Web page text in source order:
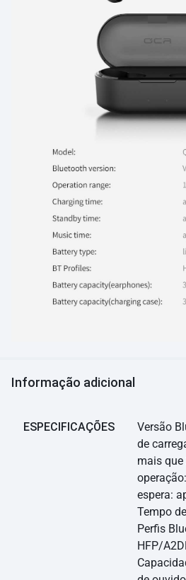
Informação adicional
ESPECIFICAÇÕES
Versão
de
mais
espera:
Tempo
Perfis
HFP/